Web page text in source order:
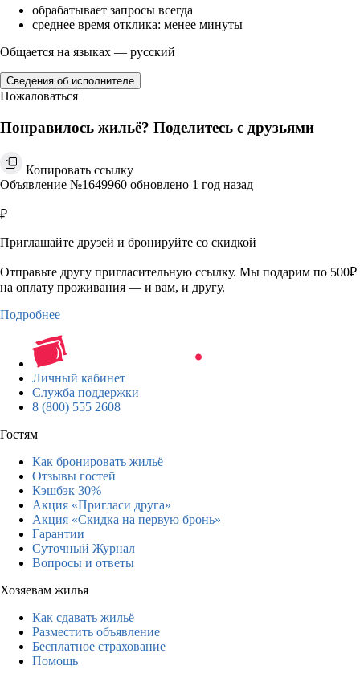
обрабатывает запросы всегда
среднее время отклика: менее минуты
Общается на языках — русский
Сведения об исполнителе
Пожаловаться
Понравилось жильё? Поделитесь с друзьями
Копировать ссылку
Объявление №1649960 обновлено 1 год назад
₽
Приглашайте друзей и бронируйте со скидкой
Отправьте другу пригласительную ссылку. Мы подарим по 500₽
на оплату проживания — и вам, и другу.
Подробнее
Личный кабинет
Служба поддержки
8 (800) 555 2608
Гостям
Как бронировать жильё
Отзывы гостей
Кэшбэк 30%
Акция «Пригласи друга»
Акция «Скидка на первую бронь»
Гарантии
Суточный Журнал
Вопросы и ответы
Хозяевам жилья
Как сдавать жильё
Разместить объявление
Бесплатное страхование
Помощь